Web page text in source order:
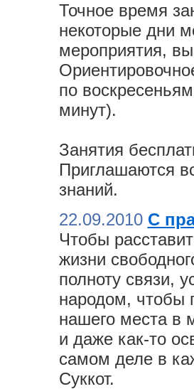
Точное время
некоторые дни
мероприятия,
по
минут).
Занятия
Приглашаются
знаний.
22.09.2010 С
Чтобы
жизни
полноту связи,
народом, чтобы
нашего места в
и даже как-то
самом деле в
Суккот.